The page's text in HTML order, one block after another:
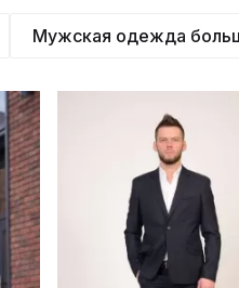
Мужская одежда